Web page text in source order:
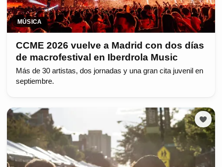
MÚSICA
CCME 2026 vuelve a Madrid con dos días
de macrofestival en Iberdrola Music
Más de 30 artistas, dos jornadas y una gran cita juvenil en
septiembre.